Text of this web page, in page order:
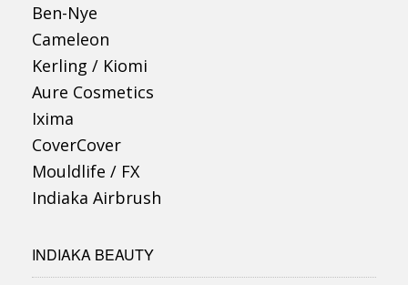
Ben-Nye
Cameleon
Kerling / Kiomi
Aure Cosmetics
Ixima
CoverCover
Mouldlife / FX
Indiaka Airbrush
INDIAKA BEAUTY